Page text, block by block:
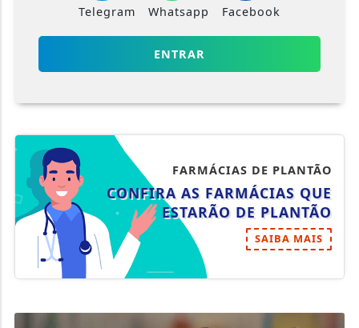
Telegram Whatsapp Facebook
ENTRAR
FARMÁCIAS DE PLANTÃO
CONFIRA AS FARMÁCIAS QUE
ESTARÃO DE PLANTÃO
SAIBA MAIS